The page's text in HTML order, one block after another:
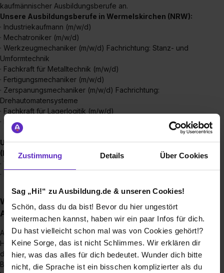
Zustimmung Details Über Cookies
Sag „Hi!“ zu Ausbildung.de & unseren Cookies!
Schön, dass du da bist! Bevor du hier ungestört
weitermachen kannst, haben wir ein paar Infos für dich.
Du hast vielleicht schon mal was von Cookies gehört!?
Keine Sorge, das ist nicht Schlimmes. Wir erklären dir
hier, was das alles für dich bedeutet. Wunder dich bitte
nicht, die Sprache ist ein bisschen komplizierter als du
kaufmännischer Ausbildungsberufe an.
Unsere Ausbildungsberufe in Wermelskirchen (NRW):
· Industriekaufmann (m/w/d)
· Mechatroniker (m/w/d)
· Werkzeugmechaniker (m/w/d) Fachrichtung: Stanz- und
Umformtechnik
· Fachkraft für Metalltechnik (m/w/d)
· Fertigungsmechaniker (m/w/d)
· Zerspanungsmechaniker (m/w/d) Fachrichtung:
Drehautomatensysteme
· Fachkraft für Lagerlogitik (m/w/d)
· Fachlagerist (m/w/d)
Unsere Ausbildungsberufe in Dautphetal-Mornshausen
(Hessen):
· Werkzeugmechaniker (m/w/d) Fachrichtung: Formenbau
· Kunststoff- und Kautschuktechnolog (m/w/d)
Wie sieht der Bewerbungsprozess für eine
Ausbildungsstelle bei STEINCO aus?
Alle freien Ausbildungsplätze werden über unsere
Homepage (www.steinco.com) veröffentlicht. Über unser
dortiges Karriereportal können sich die Bewerberinnen und
Bewerber direkt bei uns bewerben und nötige Unterlagen